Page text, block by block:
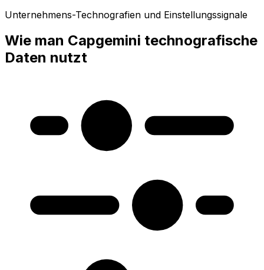
Unternehmens-Technografien und Einstellungssignale
Wie man Capgemini technografische
Daten nutzt